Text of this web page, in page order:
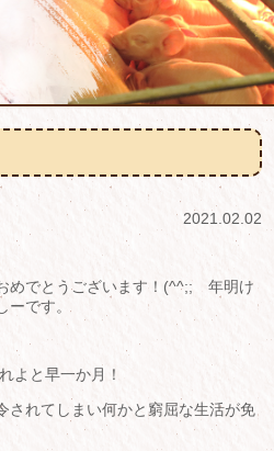
2021.02.02
めでとうございます！(^^;; 年明け
ーです。
よと早一か月！
されてしまい何かと窮屈な生活が免